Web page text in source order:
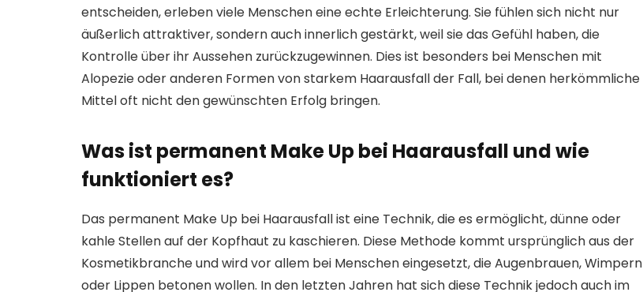
entscheiden, erleben viele Menschen eine echte Erleichterung. Sie fühlen sich nicht nur
äußerlich attraktiver, sondern auch innerlich gestärkt, weil sie das Gefühl haben, die
Kontrolle über ihr Aussehen zurückzugewinnen. Dies ist besonders bei Menschen mit
Alopezie oder anderen Formen von starkem Haarausfall der Fall, bei denen herkömmliche
Mittel oft nicht den gewünschten Erfolg bringen.
Was ist permanent Make Up bei Haarausfall und wie
funktioniert es?
Das permanent Make Up bei Haarausfall ist eine Technik, die es ermöglicht, dünne oder
kahle Stellen auf der Kopfhaut zu kaschieren. Diese Methode kommt ursprünglich aus der
Kosmetikbranche und wird vor allem bei Menschen eingesetzt, die Augenbrauen, Wimpern
oder Lippen betonen wollen. In den letzten Jahren hat sich diese Technik jedoch auch im